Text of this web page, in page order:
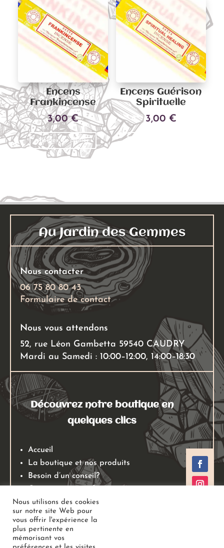
Encens
Frankincense
3,00€
Ajouter au panier
Encens Guérison
Spirituelle
3,00 €
Au Jardin des Gemmes
Nous contacter
06 75 80 80 43
Formulaire de contact
Nous vous attendons
52, rue Léon Gambetta 59540 CAUDRY
Mardi au Samedi : 10:00–12:00, 14:00–18:30
Découvrez notre boutique en
quelques clics
Accueil
La boutique et nos produits
Besoin d’un conseil?
Mentions légales
Conditions générales de ventes
Politiques de retours
Politique de confidentialité
Nous utilisons des cookies
sur notre site Web pour
vous offrir l'expérience la
plus pertinente en
mémorisant vos